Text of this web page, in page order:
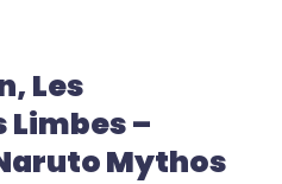
Les
Limbes –
Mythos